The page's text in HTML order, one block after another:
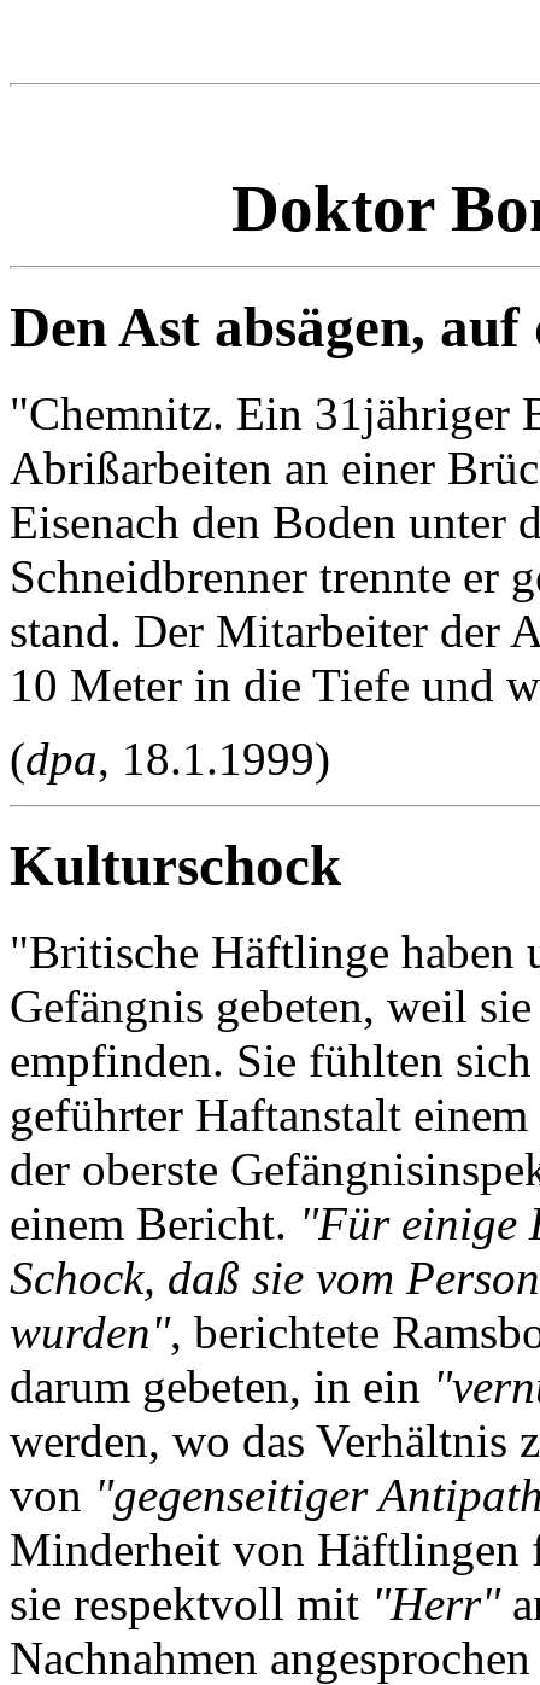
Doktor
Den Ast absägen,
"Chemnitz. Ein 31jähriger
Abrißarbeiten an einer
Eisenach den Boden unter
Schneidbrenner trennte er
stand. Der Mitarbeiter der
10 Meter in die Tiefe und
(dpa, 18.1.1999)
Kulturschock
"Britische Häftlinge haben
Gefängnis gebeten, weil
empfinden. Sie fühlten
geführter Haftanstalt
der oberste
einem Bericht. "Für einige
Schock, daß sie vom
wurden", berichtete
darum gebeten, in ein
werden, wo das Verhältnis
von "gegenseitiger
Minderheit von Häftlingen
sie respektvoll mit "Herr"
Nachnahmen